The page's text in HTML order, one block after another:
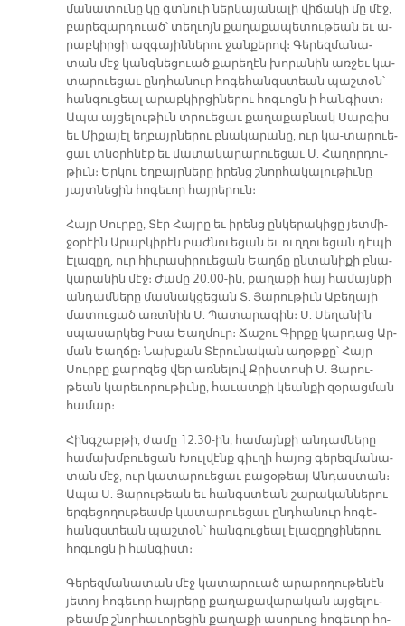
մա­նա­տու­նը կը գտնուի ներ­կա­յա­նա­լի վի­ճա­կի մը մէջ,
բա­րե­զար­դուած՝ տեղ­ւոյն քա­ղա­քա­պե­տու­թեան եւ ա­
րաբ­կիր­ցի ազ­գա­յին­նե­րու ջան­քե­րով։ Գե­րեզ­մա­նա­
տան մէջ կանգ­նեցուած քա­րե­ղէն խո­րա­նին առ­ջեւ կա­
տա­րուե­ցաւ ընդ­հա­նուր հո­գե­հանգս­տեան պաշ­տօն՝
հան­գու­ցեալ ա­րաբ­կիր­ցի­նե­րու հոգ­ւոցն ի հան­գիստ։
Ա­պա այ­ցե­լու­թիւն տրուե­ցաւ քա­ղա­քաբ­նակ Սար­գիս
եւ Մի­քա­յէլ եղ­բայր­նե­րու բնա­կա­րա­նը, ուր կա­-տարուե­
ցաւ տնօրհ­նէք եւ մա­տա­կա­րա­րուե­ցաւ Ս. Հա­ղոր­դու­
թիւն։ Եր­կու եղ­բայր­ները ի­րենց շնոր­հա­կա­լու­թիւ­նը
յայտ­նե­ցին հո­գե­ւոր հայ­րե­րուն։
Հայր Սուր­բը, Տէր Հայ­րը եւ ի­րենց ըն­կե­րա­կի­ցը յետմի­
ջօ­րէին Ա­րաբ­կի­րէն բաժ­նուե­ցան եւ ուղ­ղուե­ցան դէպի
Է­լա­զըղ, ուր հիւ­րա­սի­րուե­ցան Եաղ­ճը ըն­տա­նի­քի բնա­
կա­րա­նին մէջ։ Ժա­մը 20.00-ին, քա­ղա­քի հայ հա­մայն­քի
ան­դամ­նե­րը մաս­նակ­ցե­ցան Տ. Յա­րու­թիւն Ա­բե­ղա­յի
մա­տու­ցած առտ­նին Ս. Պա­տա­րա­գին։ Ս. Սե­ղա­նին
սպասարկեց Ի­սա Եաղ­մուր։ Ճա­շու Գիր­քը կար­դաց Ար­
ման Եաղ­ճը։ Նախքան Տէ­րու­նա­կան ա­ղօթ­քը՝ Հայր
Սուր­բը քա­րո­զեց վեր առ­նե­լով Քրիս­տո­սի Ս. Յա­րու­
թեան կա­րե­ւո­րու­թիւ­նը, հա­ւատ­քի կեան­քի զօ­րաց­ման
հա­մար։
Հինգ­շաբ­թի, ժա­մը 12.30-ին, հա­մայն­քի ան­դամ­ները
հա­մախմ­բուե­ցան Խուլ­վէնք գիւ­ղի հա­յոց գե­րեզ­մա­նա­
տան մէջ, ուր կա­տա­րուե­ցաւ բա­ցօ­թեայ Ան­դաս­տան։
Ա­պա Ս. Յա­րու­թեան եւ հանգս­տեան շա­րա­կան­նե­րու
եր­գե­ցո­ղու­թեամբ կա­տա­րուե­ցաւ ընդ­հա­նուր հո­գե­
հանգս­տեան պաշ­տօն՝ հան­գու­ցեալ է­լա­զըղ­ցի­նե­րու
հոգ­ւոցն ի հան­գիստ։
Գե­րեզ­մա­նա­տան մէջ կա­տա­րուած ա­րա­րո­ղու­թե­նէն
յե­տոյ հո­գե­ւոր հայ­րերը քա­ղա­քա­վա­րա­կան այ­ցե­լու­
թեամբ շնոր­հա­ւո­րե­ցին քա­ղա­քի ա­սոր­ւոց հո­գե­ւոր հո­